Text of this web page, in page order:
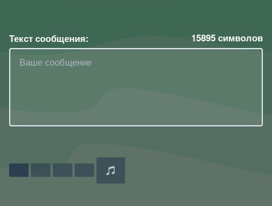
Текст сообщения: 15895символов